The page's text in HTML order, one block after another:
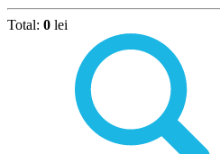
Total: 0 lei